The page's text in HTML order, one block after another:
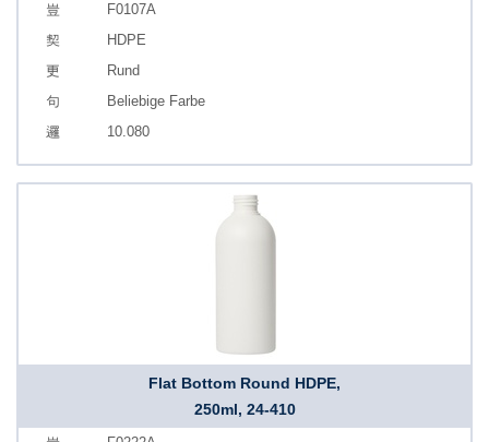
F0107A
HDPE
Rund
Beliebige Farbe
10.080
Flat Bottom Round HDPE,
250ml, 24-410